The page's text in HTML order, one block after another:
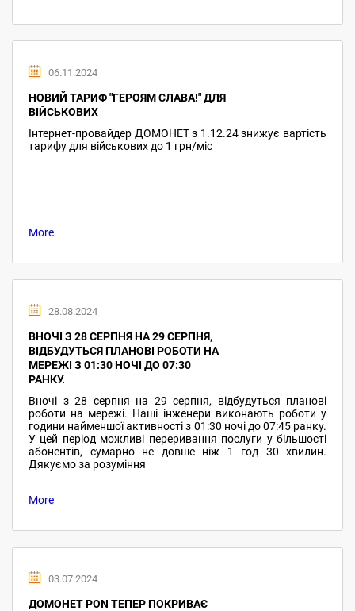
06.11.2024
НОВИЙ ТАРИФ "ГЕРОЯМ СЛАВА!" ДЛЯ
ВІЙСЬКОВИХ
Інтернет-провайдер ДОМОНЕТ з 1.12.24 знижує вартість
тарифу для військових до 1 грн/міс
More
28.08.2024
ВНОЧІ З 28 СЕРПНЯ НА 29 СЕРПНЯ,
ВІДБУДУТЬСЯ ПЛАНОВІ РОБОТИ НА
МЕРЕЖІ З 01:30 НОЧІ ДО 07:30
РАНКУ.
Вночі з 28 серпня на 29 серпня, відбудуться планові
роботи на мережі. Наші інженери виконають роботи у
години найменшої активності з 01:30 ночі до 07:45 ранку.
У цей період можливі переривання послуги у більшості
абонентів, сумарно не довше ніж 1 год 30 хвилин.
Дякуємо за розуміння
More
03.07.2024
ДОМОНЕТ PON ТЕПЕР ПОКРИВАЄ